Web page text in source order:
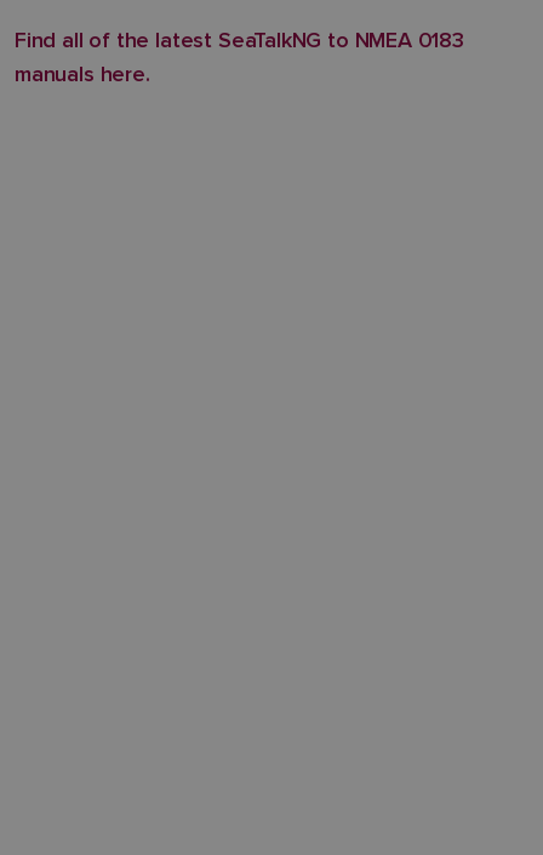
Find all of the latest SeaTalkNG to NMEA 0183
manuals here.